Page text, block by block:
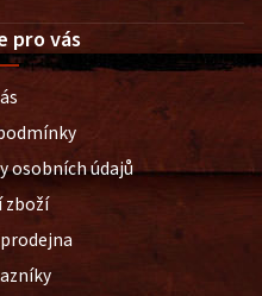
pro vás
osobních údajů
zboží